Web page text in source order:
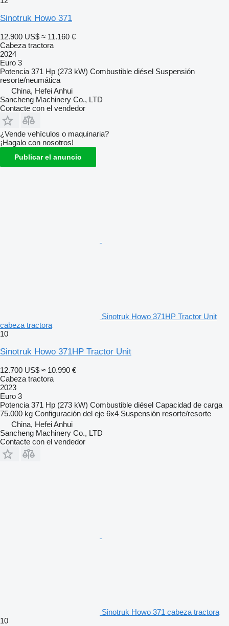
Sinotruk Howo 371
12.900 US$ ≈ 11.160 €
Cabeza tractora
2024
Euro 3
Potencia 371 Hp (273 kW) Combustible diésel Suspensión
resorte/neumática
China, Hefei Anhui
Sancheng Machinery Co., LTD
Contacte con el vendedor
¿Vende vehículos o maquinaria?
¡Hagalo con nosotros!
Publicar el anuncio
Sinotruk Howo 371HP Tractor Unit
cabeza tractora
10
Sinotruk Howo 371HP Tractor Unit
12.700 US$ ≈ 10.990 €
Cabeza tractora
2023
Euro 3
Potencia 371 Hp (273 kW) Combustible diésel Capacidad de carga
75.000 kg Configuración del eje 6x4 Suspensión resorte/resorte
China, Hefei Anhui
Sancheng Machinery Co., LTD
Contacte con el vendedor
Sinotruk Howo 371 cabeza tractora
10